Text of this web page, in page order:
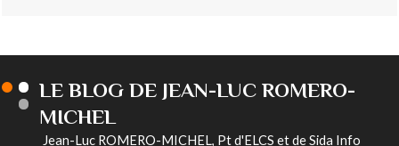
LE BLOG DE JEAN-LUC ROMERO-
MICHEL
Jean-Luc ROMERO-MICHEL, Pt d'ELCS et de Sida Info